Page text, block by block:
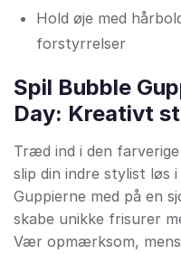
Hold øje med
forstyrrelser
Spil Bubble
Day: Kreativt
Træd ind i den
slip din indre stylist løs
Guppierne med på en
skabe unikke frisurer
Vær opmærksom,